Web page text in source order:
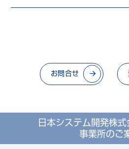
お問合せ
日本システム開発株式
事業所のご